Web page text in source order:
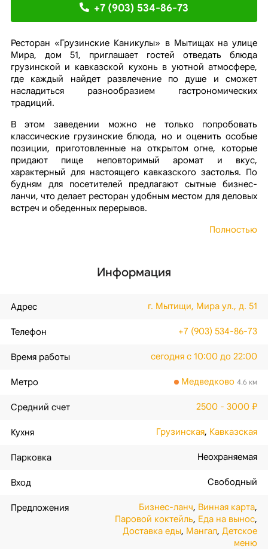
+7 (903) 534-86-73
Ресторан «Грузинские Каникулы» в Мытищах на улице
Мира, дом 51, приглашает гостей отведать блюда
грузинской и кавказской кухонь в уютной атмосфере,
где каждый найдет развлечение по душе и сможет
насладиться разнообразием гастрономических
традиций.
В этом заведении можно не только попробовать
классические грузинские блюда, но и оценить особые
позиции, приготовленные на открытом огне, которые
придают пище неповторимый аромат и вкус,
характерный для настоящего кавказского застолья. По
будням для посетителей предлагают сытные бизнес-
ланчи, что делает ресторан удобным местом для деловых
встреч и обеденных перерывов.
Полностью
Информация
Адрес г. Мытищи, Мира ул., д. 51
Телефон +7 (903) 534-86-73
Время работы сегодня с 10:00 до 22:00
Метро Медведково 4.6 км
Средний счет 2500 - 3000 ₽
Кухня Грузинская, Кавказская
Парковка Неохраняемая
Вход Свободный
Предложения Бизнес-ланч, Винная карта,
Паровой коктейль, Еда на вынос,
Доставка еды, Мангал,Детское
меню